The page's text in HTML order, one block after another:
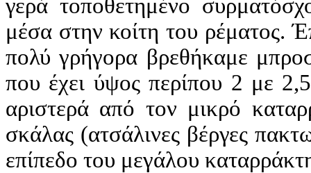
γερά τοποθετημένο
μέσα στην κοίτη του ρέματος.
πολύ γρήγορα βρεθήκαμε
που έχει ύψος περίπου 2 με
αριστερά από τον μικρό
σκάλας (ατσάλινες βέργες
επίπεδο του μεγάλου